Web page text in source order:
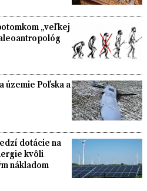
„veľkej
územie Poľska a
dotácie na
kvôli
nákladom